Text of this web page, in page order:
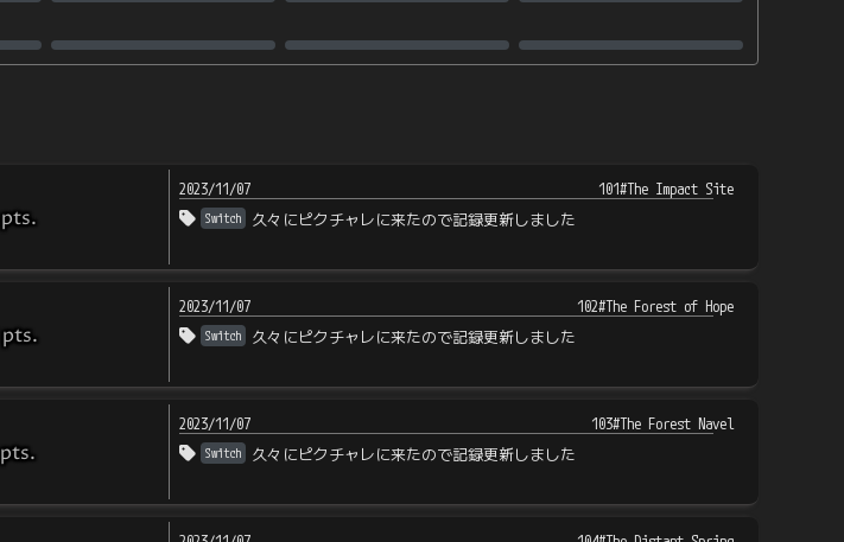
pts.
2023/11/07 101#The Impact Site
Switch 久々にピクチャレに来たので記録更新しました
pts.
2023/11/07 102#The Forest of Hope
Switch 久々にピクチャレに来たので記録更新しました
pts.
2023/11/07 103#The Forest Navel
Switch 久々にピクチャレに来たので記録更新しました